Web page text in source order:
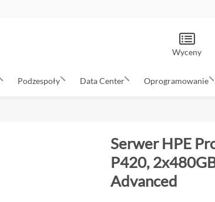
Wyceny
Podzespoły Data Center Oprogramowanie
Serwer HPE
P420,
Advanced